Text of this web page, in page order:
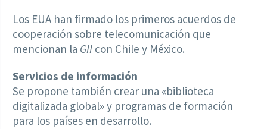
Los EUA han firmado los primeros acuerdos de
cooperación sobre telecomunicación que
mencionan la GII con Chile y México.
Servicios de información
Se propone también crear una «biblioteca
digitalizada global» y programas de formación
para los países en desarrollo.